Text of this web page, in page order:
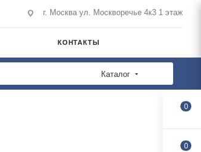
г. Москва ул. Москворечье 4к3 1 этаж
КОНТАКТЫ
Каталог
0
0